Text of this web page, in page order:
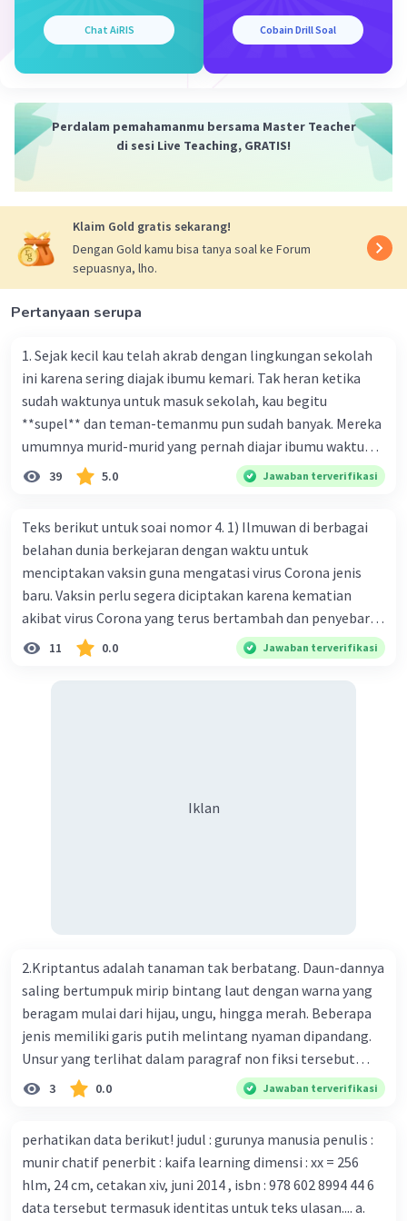
Chat AiRIS Cobain Drill Soal
Perdalam pemahamanmu bersama Master Teacher
di sesi Live Teaching, GRATIS!
Klaim Gold gratis sekarang!
Dengan Gold kamu bisa tanya soal ke Forum
sepuasnya, lho.
Pertanyaan serupa
1. Sejak kecil kau telah akrab dengan lingkungan sekolah
ini karena sering diajak ibumu kemari. Tak heran ketika
sudah waktunya untuk masuk sekolah, kau begitu
**supel** dan teman-temanmu pun sudah banyak. Mereka
umumnya murid-murid yang pernah diajar ibumu waktu
kelas satu. Sedangkan aku? Aku waktu itu baru saja pindah
ke kota kecil ini. Makna kata bercetak tebal dalam kutipan
baik
39 5.0 Jawaban terverifikasi
Teks berikut untuk soai nomor 4. 1) Ilmuwan di berbagai
belahan dunia berkejaran dengan waktu untuk
menciptakan vaksin guna mengatasi virus Corona jenis
baru. Vaksin perlu segera diciptakan karena kematian
akibat virus Corona yang terus bertambah dan penyebaran
virus yang kian meluas. 2) Pada Jum'at (7-2-2020), Komisi
Kesehatan Nasional Cina mencatat jumlah kematian
ilmuwan bekerja dalam kecepatan penuh untuk
bersama sejumlah perusahaan biotek dan vaksin.
Beberapa waktu lalu, Kepala Laboratorium Identifikasi
Virus dari Institut Peter Doherty untuk Infeksi dan
kekebalan, Melbourne, Julian Druce, menyatakan mereka
mengembangkan virus Corona versi laboratorium dari
tubuh pasien yang terinfeksi untuk uji coba. Tanggapan
yang sesuai dengan berita tersebut adalah ... A.
serangan virus Corona dengan menemukan vaksin virus
tersebut. B. Para ilmuan perlu segera mempelajari virus
corona yang menjadi masalah besar bagi kesehatan dunia
karena persebarannya sangat cepat. C. Masyarakat perlu
11 0.0 Jawaban terverifikasi
Iklan
2.Kriptantus adalah tanaman tak berbatang. Daun-dannya
saling bertumpuk mirip bintang laut dengan warna yang
beragam mulai dari hijau, ungu, hingga merah. Beberapa
jenis memiliki garis putih melintang nyaman dipandang.
Unsur yang terlihat dalam paragraf non fiksi tersebut
adalah... A. cara menyajikan isi buku B. bahasa yang
digunakan C. tokoh dan penokohan D. penyajian alur cerita
3 0.0 Jawaban terverifikasi
perhatikan data berikut! judul : gurunya manusia penulis :
munir chatif penerbit : kaifa learning dimensi : xx = 256
hlm, 24 cm, cetakan xiv, juni 2014 , isbn : 978 602 8994 44 6
data tersebut termasuk identitas untuk teks ulasan.... a.